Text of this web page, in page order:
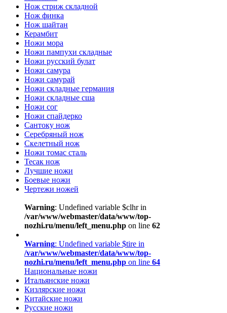
Нож стриж складной
Нож финка
Нож шайтан
Керамбит
Ножи мора
Ножи пампухи складные
Ножи русский булат
Ножи самура
Ножи самурай
Ножи складные германия
Ножи складные сша
Ножи сог
Ножи спайдерко
Сантоку нож
Серебряный нож
Скелетный нож
Ножи томас сталь
Тесак нож
Лучшие ножи
Боевые ножи
Чертежи ножей
Warning: Undefined variable $clhr in
/var/www/webmaster/data/www/top-
nozhi.ru/menu/left_menu.php on line 62
Warning: Undefined variable $tire in
/var/www/webmaster/data/www/top-
nozhi.ru/menu/left_menu.php on line 64
Национальные ножи
Итальянские ножи
Кизлярские ножи
Китайские ножи
Русские ножи